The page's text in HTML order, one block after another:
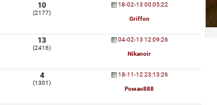
10
(2177)
18-02-13 00:05:22
Griffon
13
(2416)
04-02-13 12:09:26
Nikanoir
4
(1301)
18-11-12 23:13:26
Роман888